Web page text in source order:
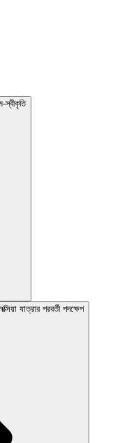
স্বীকৃতি
যাত্রার পরবর্তী পদক্ষেপ